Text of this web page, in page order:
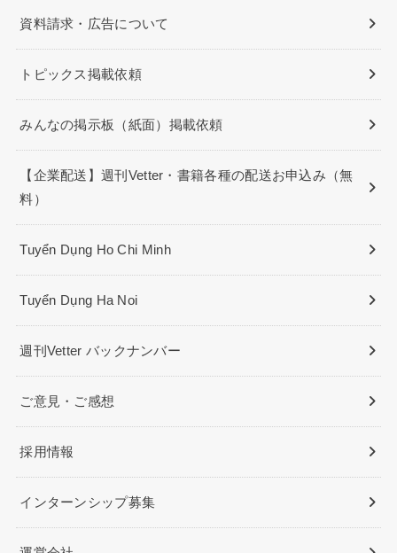
資料請求・広告について
トピックス掲載依頼
みんなの掲示板（紙面）掲載依頼
【企業配送】週刊Vetter・書籍各種の配送お申込み（無
料）
Tuyển Dụng Ho Chi Minh
Tuyển Dụng Ha Noi
週刊Vetter バックナンバー
ご意見・ご感想
採用情報
インターンシップ募集